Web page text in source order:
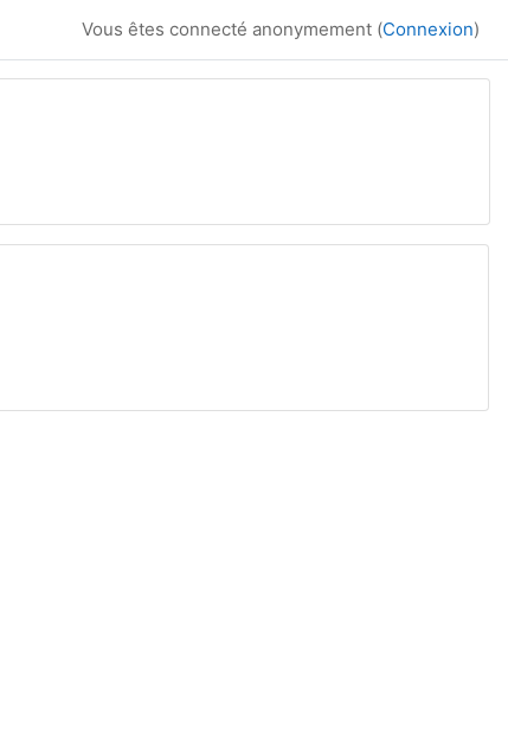
Vous êtes connecté anonymement (Connexion)